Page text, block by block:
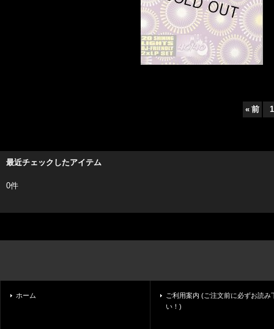
« 前 1
最近チェックしたアイテム
0件
ホーム
ご利用案内 (ご注文前に必ずお読み
い！)